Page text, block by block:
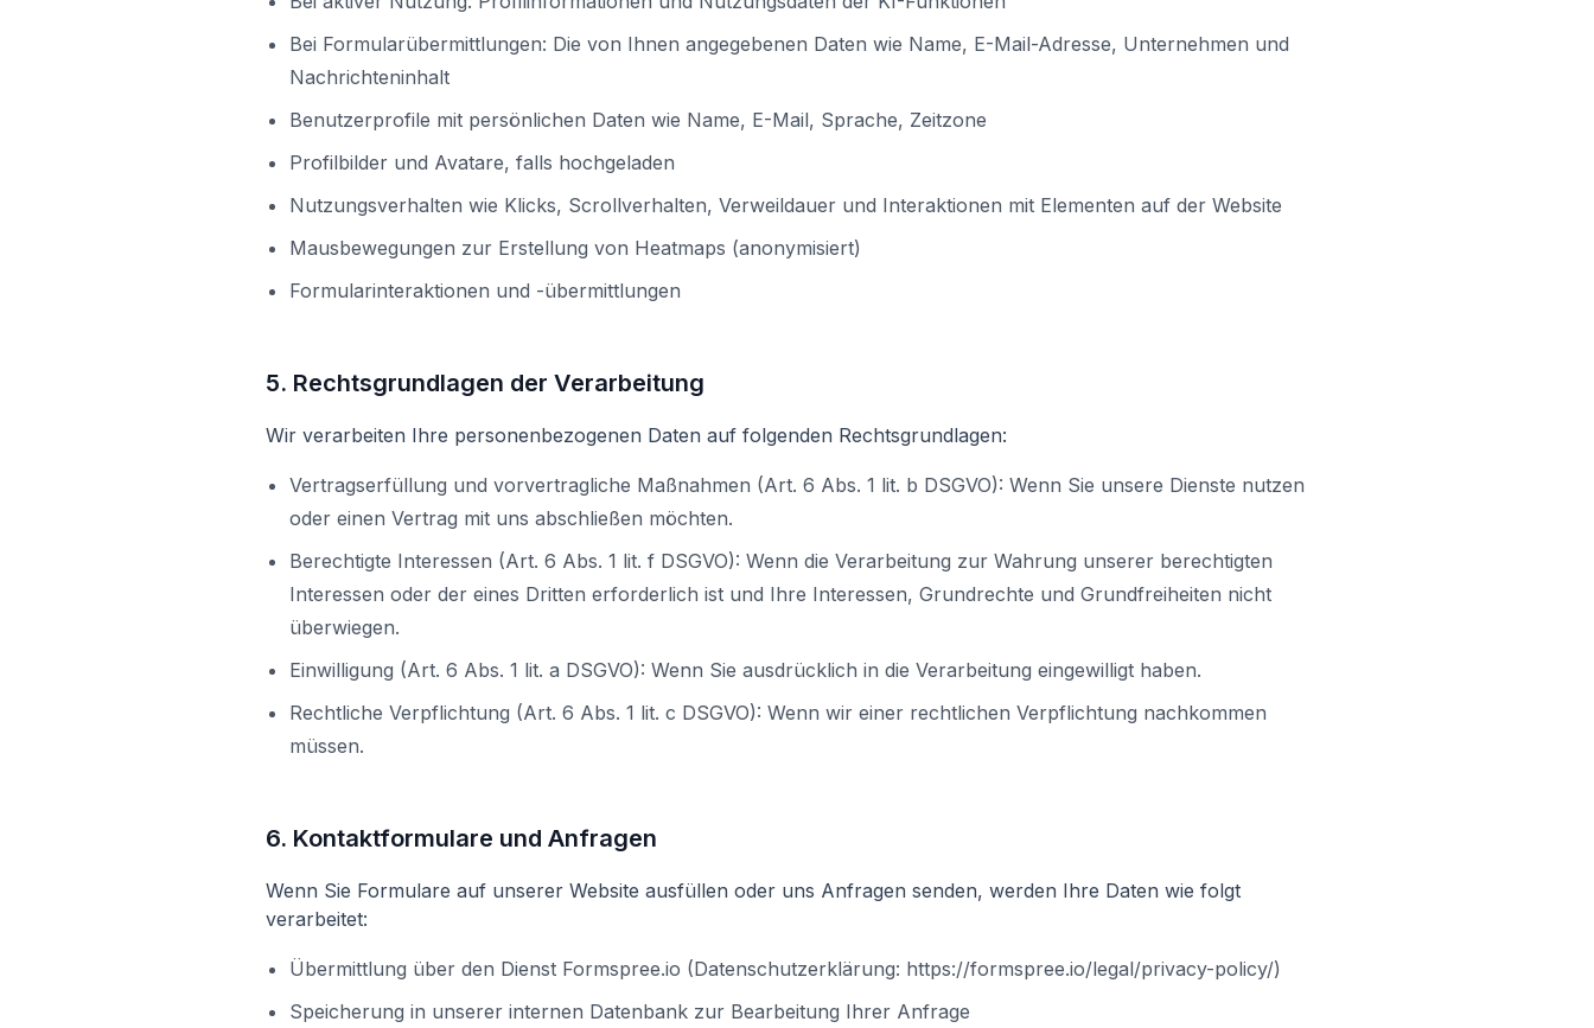
Bei Formularübermittlungen: Die von Ihnen angegebenen Daten wie Name, E-Mail-Adresse, Unternehmen und
Nachrichteninhalt
Benutzerprofile mit persönlichen Daten wie Name, E-Mail, Sprache, Zeitzone
Profilbilder und Avatare, falls hochgeladen
Nutzungsverhalten wie Klicks, Scrollverhalten, Verweildauer und Interaktionen mit Elementen auf der Website
Mausbewegungen zur Erstellung von Heatmaps (anonymisiert)
Formularinteraktionen und -übermittlungen
5. Rechtsgrundlagen der Verarbeitung
Wir verarbeiten Ihre personenbezogenen Daten auf folgenden Rechtsgrundlagen:
Vertragserfüllung und vorvertragliche Maßnahmen (Art. 6 Abs. 1 lit. b DSGVO): Wenn Sie unsere Dienste nutzen
oder einen Vertrag mit uns abschließen möchten.
Berechtigte Interessen (Art. 6 Abs. 1 lit. f DSGVO): Wenn die Verarbeitung zur Wahrung unserer berechtigten
Interessen oder der eines Dritten erforderlich ist und Ihre Interessen, Grundrechte und Grundfreiheiten nicht
überwiegen.
Einwilligung (Art. 6 Abs. 1 lit. a DSGVO): Wenn Sie ausdrücklich in die Verarbeitung eingewilligt haben.
Rechtliche Verpflichtung (Art. 6 Abs. 1 lit. c DSGVO): Wenn wir einer rechtlichen Verpflichtung nachkommen
müssen.
6. Kontaktformulare und Anfragen
Wenn Sie Formulare auf unserer Website ausfüllen oder uns Anfragen senden, werden Ihre Daten wie folgt
verarbeitet:
Übermittlung über den Dienst Formspree.io (Datenschutzerklärung: https://formspree.io/legal/privacy-policy/)
Speicherung in unserer internen Datenbank zur Bearbeitung Ihrer Anfrage